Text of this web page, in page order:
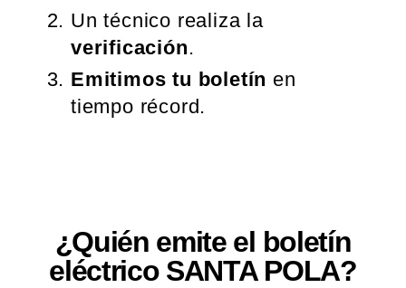
Un técnico realiza la
verificación.
Emitimos tu boletín en
tiempo récord.
¿Quién emite el boletín
eléctrico SANTA POLA?